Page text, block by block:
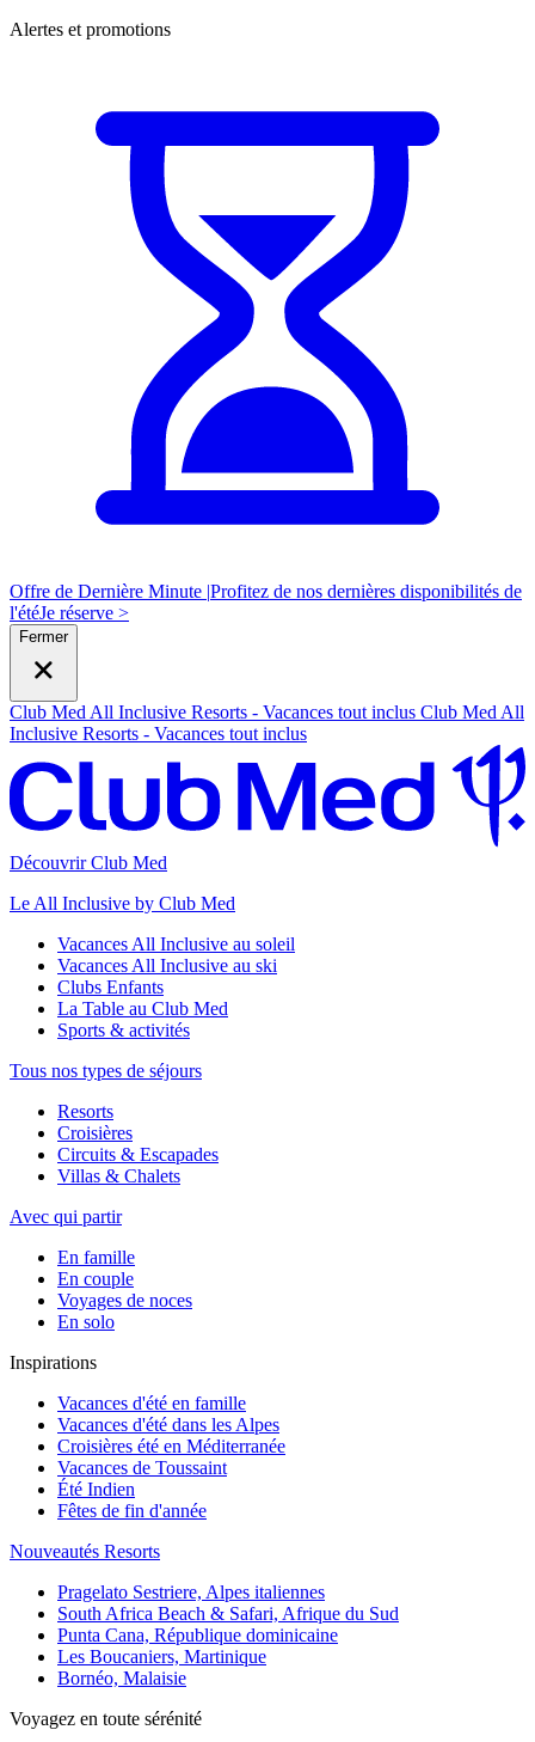
Alertes et promotions
Offre de Dernière Minute |Profitez de nos dernières disponibilités de
l'étéJe réserve >
Fermer
Club Med All Inclusive Resorts - Vacances tout inclus Club Med All
Inclusive Resorts - Vacances tout inclus
Découvrir Club Med
Le All Inclusive by Club Med
Vacances All Inclusive au soleil
Vacances All Inclusive au ski
Clubs Enfants
La Table au Club Med
Sports & activités
Tous nos types de séjours
Resorts
Croisières
Circuits & Escapades
Villas & Chalets
Avec qui partir
En famille
En couple
Voyages de noces
En solo
Inspirations
Vacances d'été en famille
Vacances d'été dans les Alpes
Croisières été en Méditerranée
Vacances de Toussaint
Été Indien
Fêtes de fin d'année
Nouveautés Resorts
Pragelato Sestriere, Alpes italiennes
South Africa Beach & Safari, Afrique du Sud
Punta Cana, République dominicaine
Les Boucaniers, Martinique
Bornéo, Malaisie
Voyagez en toute sérénité